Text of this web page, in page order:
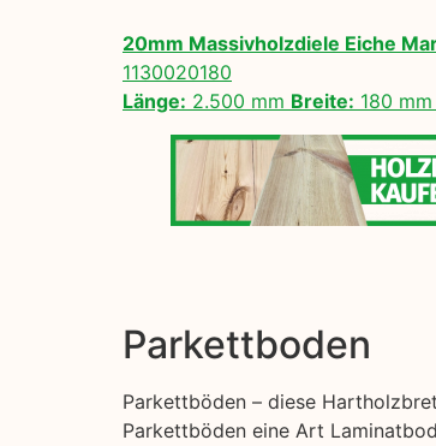
20mm Massivholzdiele Eiche
1130020180
Länge: 2.500 mm Breite: 180 mm
Parkettboden
Parkettböden – diese
Parkettböden eine Art